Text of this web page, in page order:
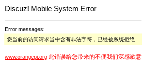
Discuz! Mobile System Error
Error messages:
您当前的访问请求当中含有非法字符，已经被系统拒绝
www.orangepi.org 此错误给您带来的不便我们深感歉意